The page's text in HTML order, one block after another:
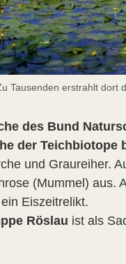
Tausenden erstrahlt dort
des Bund
der Teichbiotope
und Graureiher.
(Mummel) aus.
Eiszeitrelikt.
Röslau ist als